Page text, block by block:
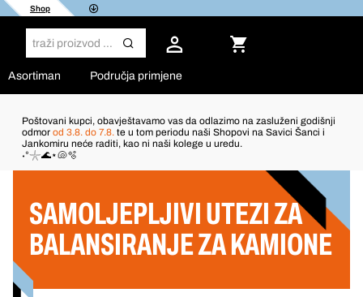
Shop
Asortiman Područja primjene
Poštovani kupci, obavještavamo vas da odlazimo na zasluženi godišnji
odmor od 3.8. do 7.8. te u tom periodu naši Shopovi na Savici Šanci i
Jankomiru neće raditi, kao ni naši kolege u uredu.
˖°𓇼🌊⋆🐚🫧
SAMOLJEPLJIVI UTEZI ZA
BALANSIRANJE ZA KAMIONE
Filter